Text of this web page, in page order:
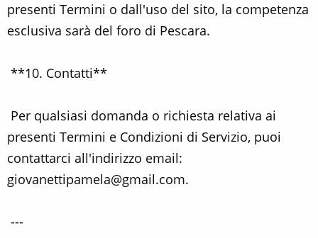
presenti Termini o dall'uso del sito, la competenza
esclusiva sarà del foro di Pescara.
**10. Contatti**
Per qualsiasi domanda o richiesta relativa ai
presenti Termini e Condizioni di Servizio, puoi
contattarci all'indirizzo email:
giovanettipamela@gmail.com.
---